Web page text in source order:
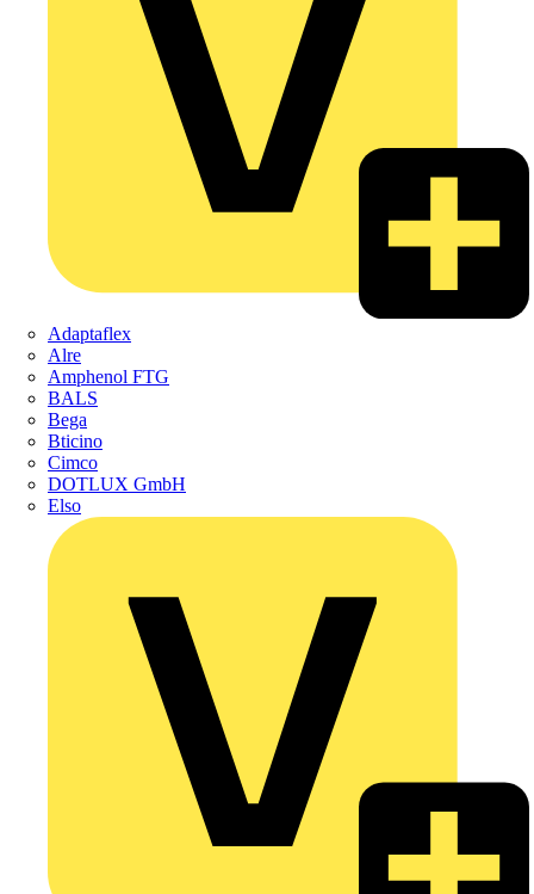
Adaptaflex
Alre
Amphenol FTG
BALS
Bega
Bticino
Cimco
DOTLUX GmbH
Elso